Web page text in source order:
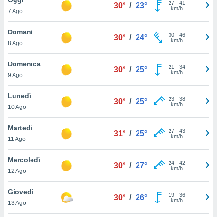
è
al sito
di
ci
di
il
un
la
nella
7 Ago
30° / 23° 27- 41
km/h
Domani
8 Ago
30° / 24° 30- 46
km/h
Domenica
9 Ago
30° / 25° 21 - 34
km/h
Lunedì
10 Ago
30° / 25° 23- 38
km/h
Martedì
11 Ago
31° / 25° 27- 43
km/h
Mercoledì
12 Ago
30° / 27° 24- 42
km/h
Giovedi
13 Ago
30° / 26° 19- 36
km/h